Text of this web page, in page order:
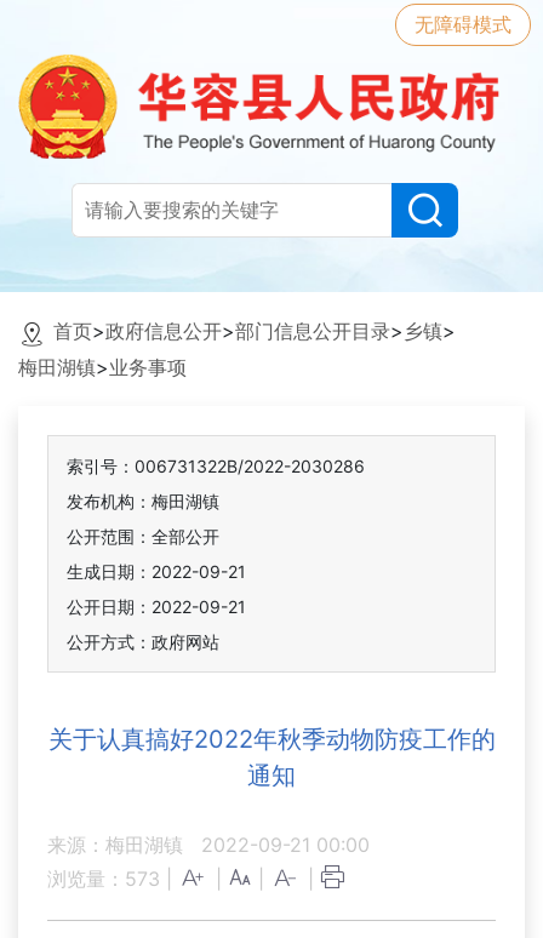
无障碍模式
首页>政府信息公开>部门信息公开目录> 乡镇>
梅田湖镇>业务事项
索引号：006731322B/2022-2030286
发布机构：梅田湖镇
公开范围：全部公开
生成日期：2022-09-21
公开日期：2022-09-21
公开方式：政府网站
关于认真搞好2022年秋季动物防疫工作的
通知
来源：梅田湖镇
2022-09-21 00:00
浏览量： 573